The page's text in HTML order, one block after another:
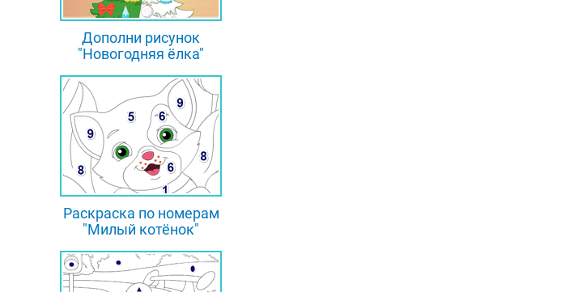
Дополни рисунок
"Новогодняя ёлка"
Раскраска по номерам
"Милый котёнок"